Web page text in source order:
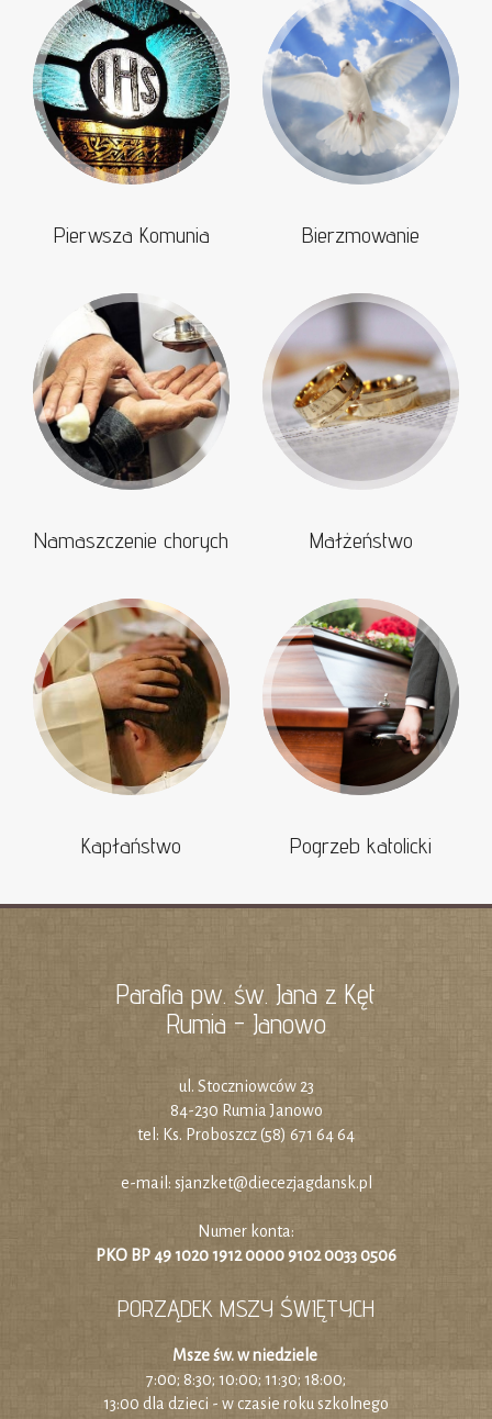
Pierwsza Komunia Bierzmowanie
Namaszczenie chorych Małżeństwo
Kapłaństwo Pogrzeb katolicki
Parafia pw. św. Jana z Kęt
Rumia - Janowo
ul. Stoczniowców 23
84-230 Rumia Janowo
tel: Ks. Proboszcz (58) 671 64 64
e-mail: sjanzket@diecezjagdansk.pl
Numer konta:
PKO BP 49 1020 1912 0000 9102 0033 0506
PORZĄDEK MSZY ŚWIĘTYCH
Msze św. w niedziele
7:00; 8:30; 10:00; 11:30; 18:00;
13:00 dla dzieci - w czasie roku szkolnego